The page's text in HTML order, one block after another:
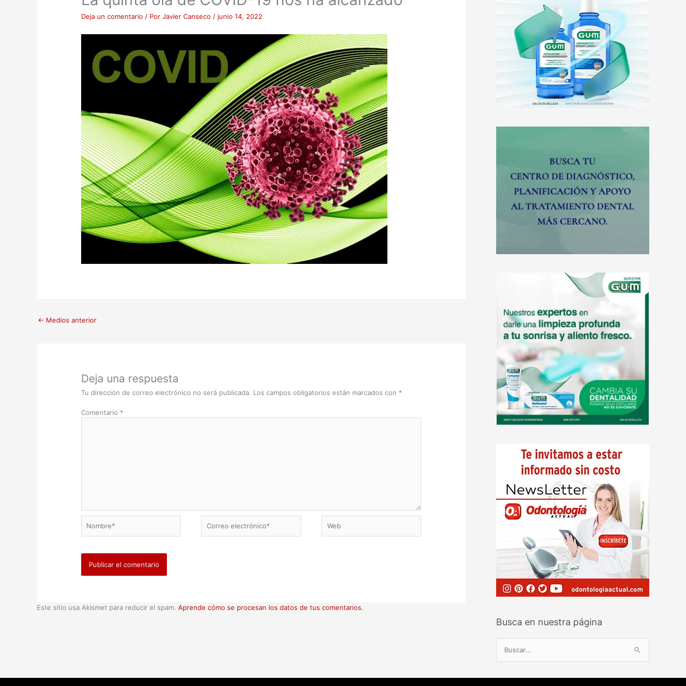
Deja un comentario / Por Javier Canseco / junio 14, 2022
← Medios anterior
Deja una respuesta
Tu dirección de correo electrónico no será publicada. Los campos obligatorios están marcados con *
Comentario *
electrónico*
Este sitio usa Akismet para reducir el spam. Aprende cómo se procesan los datos de tus comentarios.
Busca en nuestra página
s